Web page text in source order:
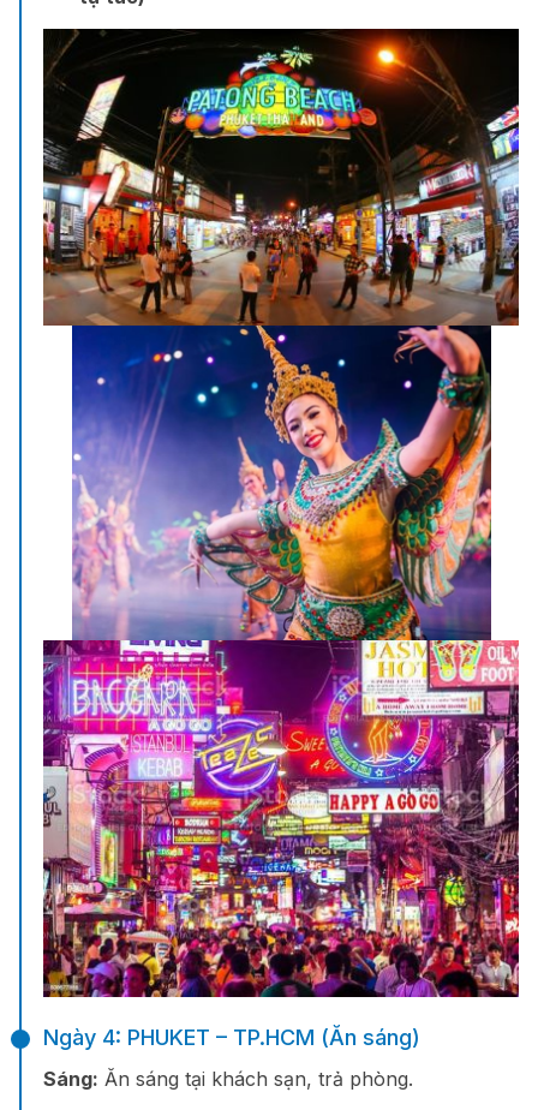
Ngày 4: PHUKET – TP.HCM (Ăn sáng)
Sáng: Ăn sáng tại khách sạn, trả phòng.